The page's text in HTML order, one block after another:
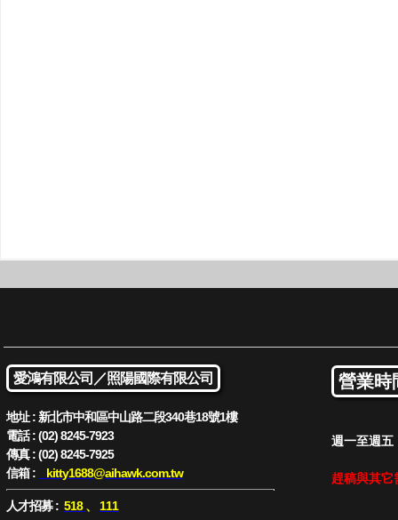
愛鴻有限公司／照陽國際有限公司
地址 : 新北市中和區中山路二段340巷18號1樓
電話 : (02) 8245-7923
傳真 : (02) 8245-7925
信箱 :
kitty1688@aihawk.com.tw
人才招募 : 518、 111
營業時
週一至週
趕稿與其它